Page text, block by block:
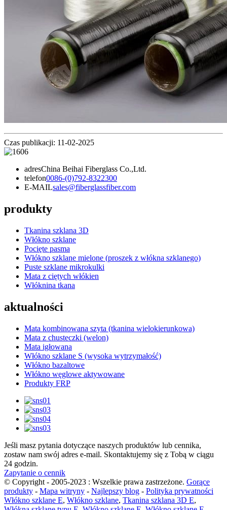
Czas publikacji: 11-02-2025
adresChina Beihai Fiberglass Co.,Ltd.
telefon0086-(0)792-8322300
E-MAILsales@fiberglassfiber.com
produkty
Tkanina szklana 3D
Włókno szklane
Pocięte pasma
Włókno szklane mielone (proszek z włókna szklanego)
Puste szklane mikrokulki
Mata z ciętych włókien
Włóknina tkana
aktualności
Mata kombinowana szyta (tkanina wielokierunkowa)
Mata z chusteczki (welon)
Mata igłowana
Włókno szklane S (wysoka wytrzymałość)
Włókno bazaltowe
Włókno węglowe aktywowane
Produkty FRP
Jeśli masz pytania dotyczące naszych produktów lub cennika,
zostaw nam swój adres e-mail. Skontaktujemy się z Tobą w ciągu
24 godzin.
Zapytanie o cennik
© Copyright - 2005-2023 : Wszelkie prawa zastrzeżone. Gorące
produkty - Mapa witryny - Najlepszy blog - Polityka prywatności
Włókno szklane E, Włókno szklane, Tkanina szklana 3D E,